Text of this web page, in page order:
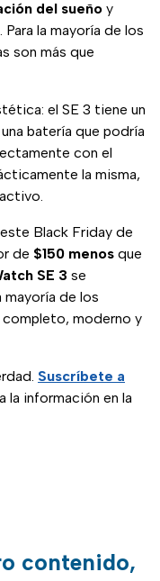
del sueño y
. Para la mayoría de los
son más que
el SE 3 tiene un
batería que podría
con el
la misma,
Black Friday de
de $150 menos que
SE 3 se
mayoría de los
completo, moderno y
Suscríbete a
la información en la
contenido,